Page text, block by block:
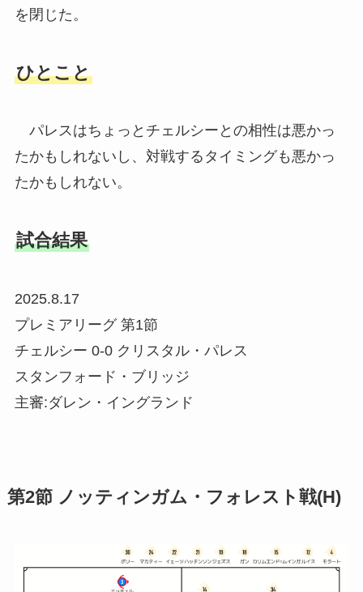
を閉じた。
ひとこと
パレスはちょっとチェルシーとの相性は悪かっ
たかもしれないし、対戦するタイミングも悪かっ
たかもしれない。
試合結果
2025.8.17
プレミアリーグ 第1節
チェルシー 0-0 クリスタル・パレス
スタンフォード・ブリッジ
主審:ダレン・イングランド
第2節 ノッティンガム・フォレスト戦(H)